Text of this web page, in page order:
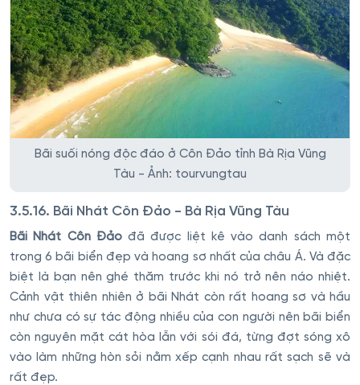
Bãi suối nóng độc đáo ở Côn Đảo tỉnh Bà Rịa Vũng
Tàu - Ảnh: tourvungtau
3.5.16. Bãi Nhát Côn Đảo - Bà Rịa Vũng Tàu
Bãi Nhát Côn Đảođã được liệt kê vào danh sách một
trong 6 bãi biển đẹp và hoang sơ nhất của châu Á. Và đặc
biệt là bạn nên ghé thăm trước khi nó trở nên náo nhiệt.
Cảnh vật thiên nhiên ở bãi Nhát còn rất hoang sơ và hầu
như chưa có sự tác động nhiều của con người nên bãi biển
còn nguyên mặt cát hòa lẫn với sói đá, từng đợt sóng xô
vào làm những hòn sỏi nằm xếp cạnh nhau rất sạch sẽ và
rất đẹp.